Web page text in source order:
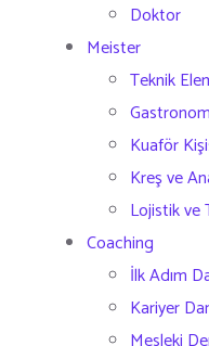
Doktor
Meister
Teknik
Kuaför
Kreş ve
Lojistik ve
Coaching
İlk Adım
Kariyer